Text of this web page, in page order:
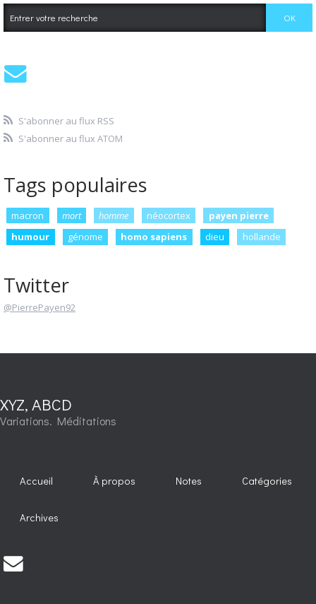
S'abonner au flux RSS
S'abonner au flux ATOM
Tags populaires
macron mort homme néocortex
payen pierre
humour
génome homo sapiens dieu hollande
Twitter
@PierrePayen92
XYZ, ABCD
Variations. Méditations
Accueil À propos Notes Catégories
Archives